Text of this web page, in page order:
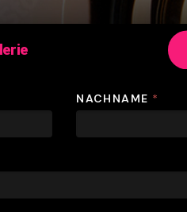
NACHNAME *